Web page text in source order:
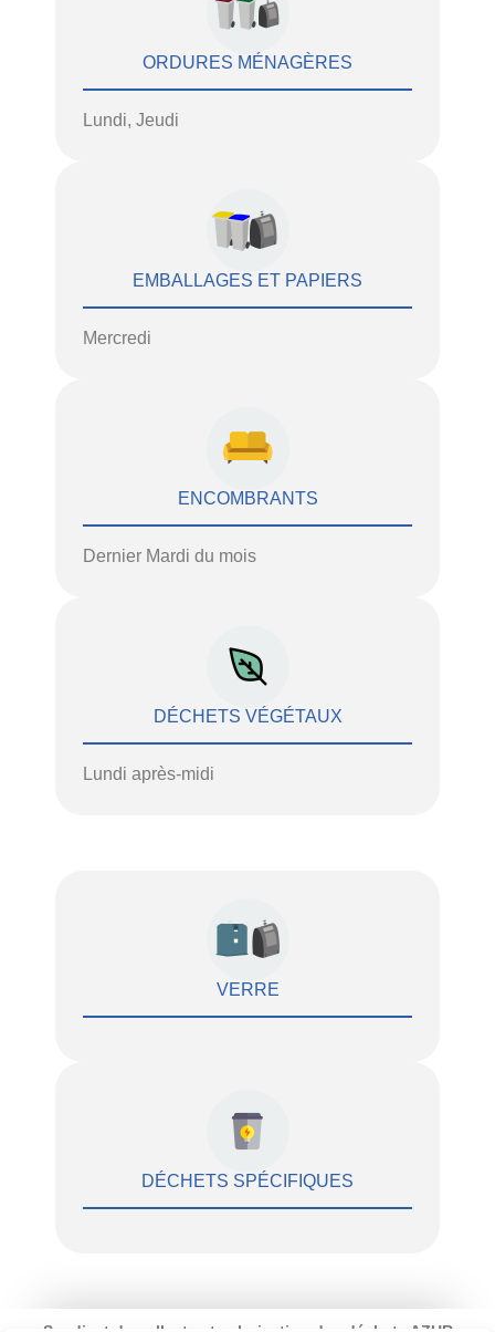
ORDURES MÉNAGÈRES
Lundi, Jeudi
EMBALLAGES ET PAPIERS
Mercredi
ENCOMBRANTS
Dernier Mardi du mois
DÉCHETS VÉGÉTAUX
Lundi après-midi
VERRE
DÉCHETS SPÉCIFIQUES